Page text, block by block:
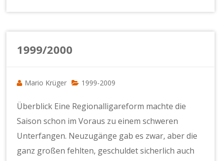
1999/2000
Mario Krüger 1999-2009
Überblick Eine Regionalligareform machte die
Saison schon im Voraus zu einem schweren
Unterfangen. Neuzugänge gab es zwar, aber die
ganz großen fehlten, geschuldet sicherlich auch